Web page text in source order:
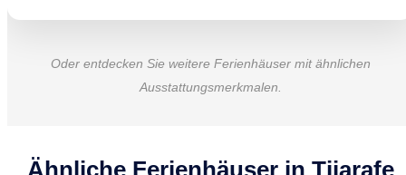
Oder entdecken Sie weitere Ferienhäuser mit ähnlichen
Ausstattungsmerkmalen.
Ähnliche Ferienhäuser in Tijarafe